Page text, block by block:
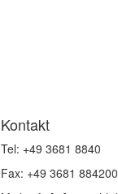
Kontakt
Tel: +49 3681 8840
Fax: +49 3681 884200